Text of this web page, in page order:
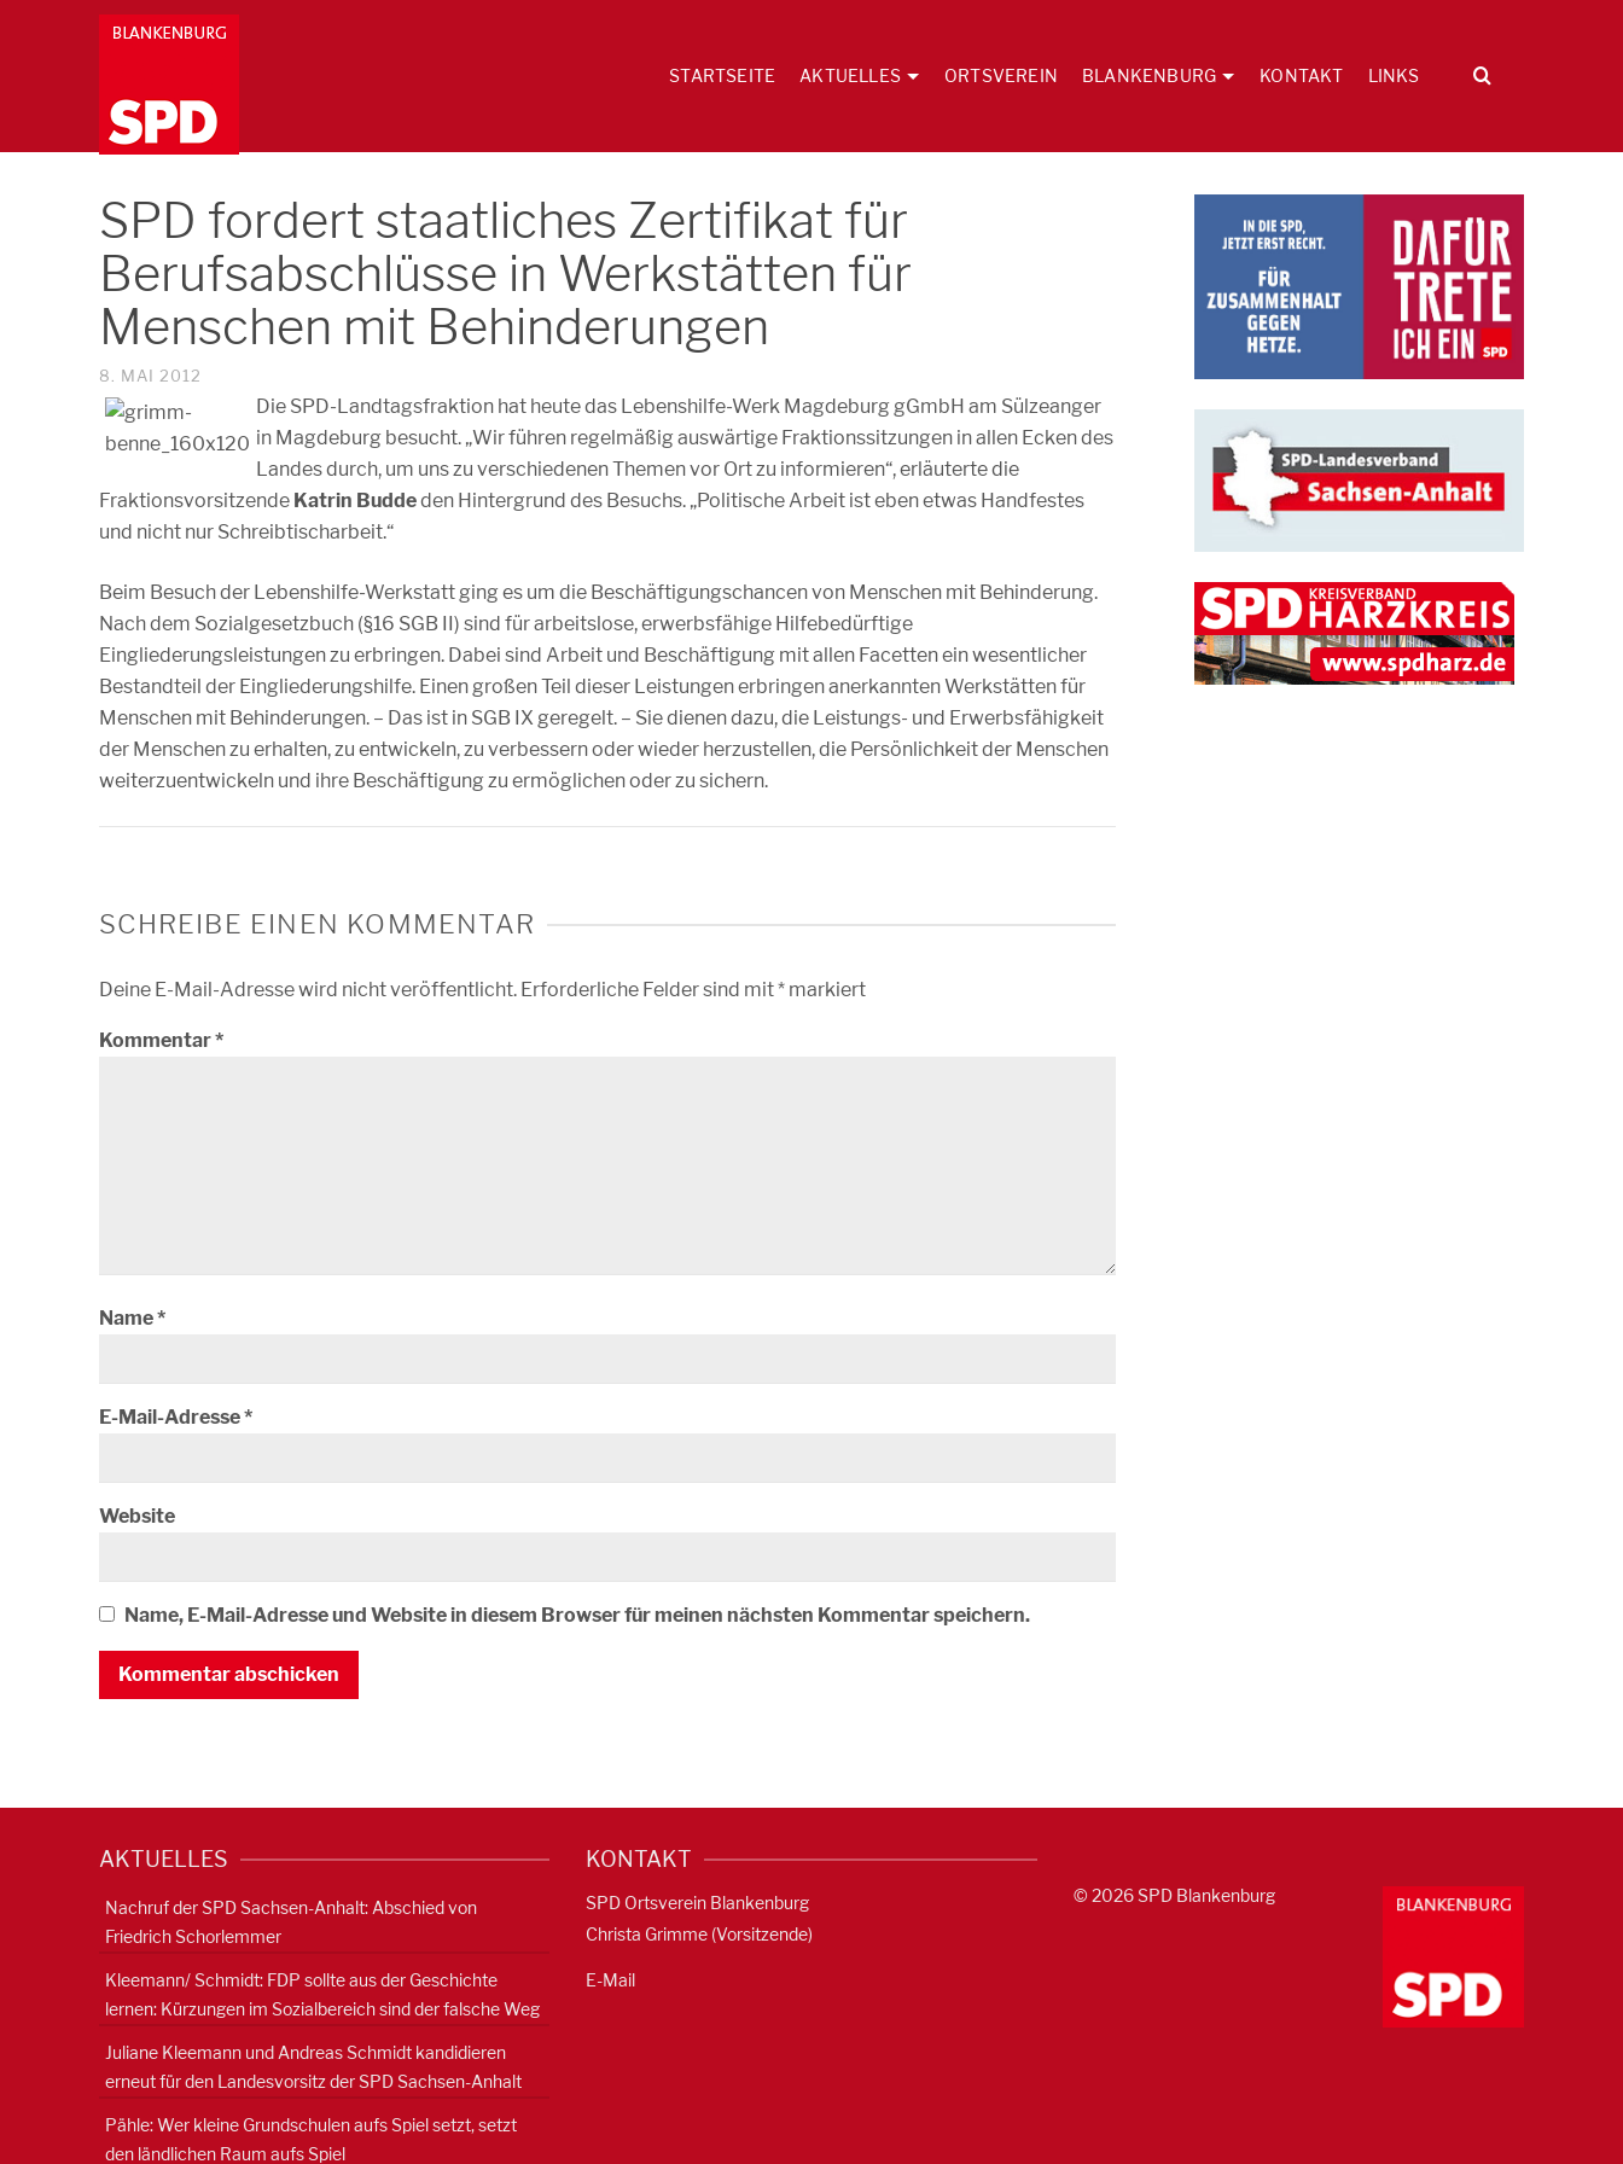
STARTSEITE AKTUELLES ORTSVEREIN BLANKENBURG KONTAKT LINKS
SPD fordert staatliches Zertifikat für
Berufsabschlüsse in Werkstätten für
Menschen mit Behinderungen
8. MAI 2012
Die SPD-Landtagsfraktion hat heute das Lebenshilfe-Werk Magdeburg gGmbH am Sülzeanger
in Magdeburg besucht. „Wir führen regelmäßig auswärtige Fraktionssitzungen in allen Ecken des
Landes durch, um uns zu verschiedenen Themen vor Ort zu informieren“, erläuterte die
Fraktionsvorsitzende Katrin Buddeden Hintergrund des Besuchs. „Politische Arbeit ist eben etwas Handfestes
und nicht nur Schreibtischarbeit.“
Beim Besuch der Lebenshilfe-Werkstatt ging es um die Beschäftigungschancen von Menschen mit Behinderung.
Nach dem Sozialgesetzbuch (§16 SGB II) sind für arbeitslose, erwerbsfähige Hilfebedürftige
Eingliederungsleistungen zu erbringen. Dabei sind Arbeit und Beschäftigung mit allen Facetten ein wesentlicher
Bestandteil der Eingliederungshilfe. Einen großen Teil dieser Leistungen erbringen anerkannten Werkstätten für
Menschen mit Behinderungen. – Das ist in SGB IX geregelt. – Sie dienen dazu, die Leistungs- und Erwerbsfähigkeit
der Menschen zu erhalten, zu entwickeln, zu verbessern oder wieder herzustellen, die Persönlichkeit der Menschen
weiterzuentwickeln und ihre Beschäftigung zu ermöglichen oder zu sichern.
SCHREIBE EINEN KOMMENTAR
Deine E-Mail-Adresse wird nicht veröffentlicht. Erforderliche Felder sind mit* markiert
Kommentar*
Name*
E-Mail-Adresse*
Website
Name, E-Mail-Adresse und Website in diesem Browser für meinen nächsten Kommentar speichern.
AKTUELLES
Nachruf der SPD Sachsen-Anhalt: Abschied von
Friedrich Schorlemmer
Kleemann/ Schmidt: FDP sollte aus der Geschichte
lernen: Kürzungen im Sozialbereich sind der falsche Weg
Juliane Kleemann und Andreas Schmidt kandidieren
erneut für den Landesvorsitz der SPD Sachsen-Anhalt
Pähle: Wer kleine Grundschulen aufs Spiel setzt, setzt
den ländlichen Raum aufs Spiel
KONTAKT
SPD Ortsverein Blankenburg
Christa Grimme (Vorsitzende)
E-Mail
© 2026 SPD Blankenburg